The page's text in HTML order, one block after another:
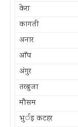
केरा
कागती
अनार
आँप
अंगुर
तरबुजा
मौसम
भुर्इ कटहर